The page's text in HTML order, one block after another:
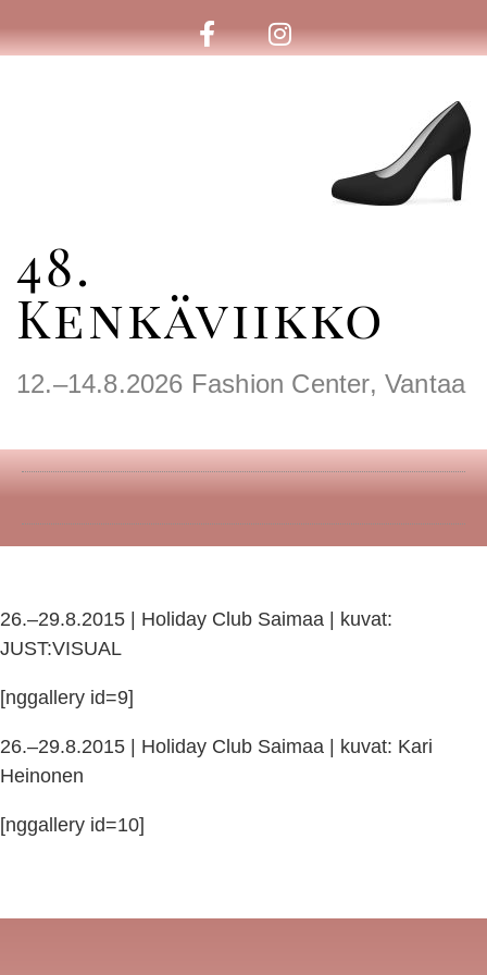
48.
Kenkäviikko
12.–14.8.2026 Fashion Center, Vantaa
26.–29.8.2015 | Holiday Club Saimaa | kuvat:
JUST:VISUAL
[nggallery id=9]
26.–29.8.2015 | Holiday Club Saimaa | kuvat: Kari
Heinonen
[nggallery id=10]